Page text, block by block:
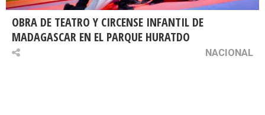
OBRA DE TEATRO Y CIRCENSE INFANTIL DE
MADAGASCAR EN EL PARQUE HURATDO
NACIONAL